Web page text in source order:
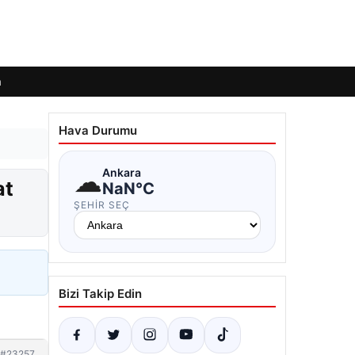
Hava Durumu
☁Ankara
NaN°C
ŞEHIR SEÇ
Bizi Takip Edin